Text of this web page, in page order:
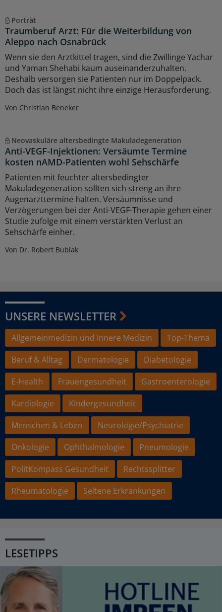
Porträt
Traumberuf Arzt: Für die Weiterbildung von
Aleppo nach Osnabrück
Wenn sie den Arztkittel tragen, sind die Zwillinge Yachar
und Yaman Shehabi kaum auseinanderzuhalten.
Deshalb versorgen sie Patienten nur im Doppelpack.
Doch das ist längst nicht ihre einzige Herausforderung.
Von Christian Beneker
Neovaskuläre altersbedingte Makuladegeneration
Anti-VEGF-Injektionen: Versäumte Termine
kosten nAMD-Patienten wohl Sehschärfe
Patienten mit feuchter altersbedingter
Makuladegeneration sollten sich streng an ihre
Augenarzttermine halten. Versäumnisse und
Verzögerungen bei der Anti-VEGF-Therapie gehen einer
Studie zufolge mit einem verstärkten Verlust an
Sehschärfe einher.
Von Dr. Robert Bublak
UNSERE NEWSLETTER
Allgemeinmedizin und Innere Medizin
Top-Thema
Beruf & Alltag
Dermatologie
Diabetologie
E-Health
Frauengesundheit
Gastroenterologie
Kardiologie
Kindergesundheit
Menschen & Leben
Neurologie/Psychiatrie
Onkologie
Ophthalmologie
Pneumologie
PolitKompass Gesundheit
Rechtssplitter
Rheumatologie
Seltene Erkrankungen
LESETIPPS